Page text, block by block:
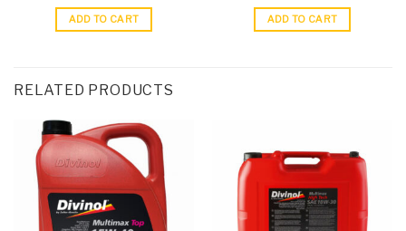
ADD TO CART ADD TO CART
RELATED PRODUCTS